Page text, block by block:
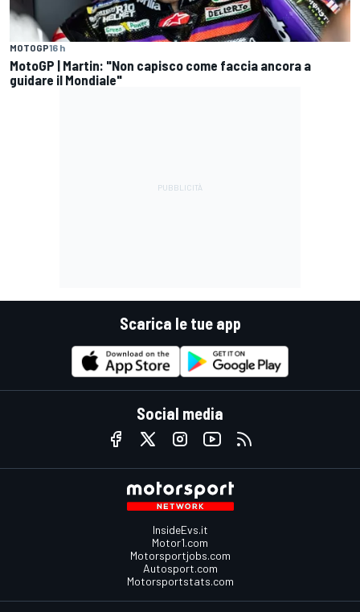
MOTOGP16 h
MotoGP | Martin: "Non capisco come faccia ancora a
guidare il Mondiale"
Scarica le tue app
Social media
InsideEvs.it
Motor1.com
Motorsportjobs.com
Autosport.com
Motorsportstats.com